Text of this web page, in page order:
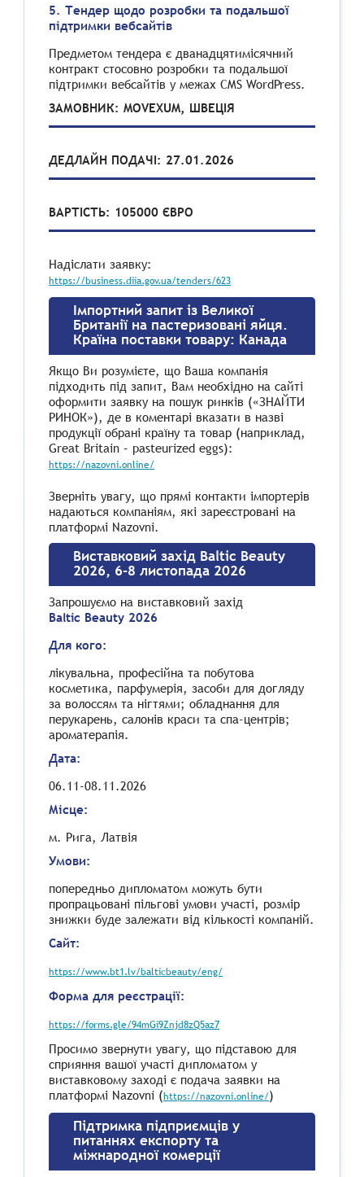
5. Тендер щодо розробки та подальшої
підтримки вебсайтів
Предметом тендера є дванадцятимісячний
контракт стосовно розробки та подальшої
підтримки вебсайтів у межах CMS WordPress.
ЗАМОВНИК: MOVEXUM, ШВЕЦІЯ
ДЕДЛАЙН ПОДАЧІ: 27.01.2026
ВАРТІСТЬ: 105000 ЄВРО
Надіслати заявку:
https://business.diia.gov.ua/tenders/623
Імпортний запит із Великої
Британії на пастеризовані яйця.
Країна поставки товару: Канада
Якщо Ви розумієте, що Ваша компанія
підходить під запит, Вам необхідно на сайті
оформити заявку на пошук ринків («ЗНАЙТИ
РИНОК»), де в коментарі вказати в назві
продукції обрані країну та товар (наприклад,
Great Britain – pasteurized eggs):
https://nazovni.online/
Зверніть увагу, що прямі контакти імпортерів
надаються компаніям, які зареєстровані на
платформі Nazovni.
Виставковий захід Baltic Beauty
2026, 6-8 листопада 2026
Запрошуємо на виставковий захід
Baltic Beauty 2026
Для кого:
лікувальна, професійна та побутова
косметика, парфумерія, засоби для догляду
за волоссям та нігтями; обладнання для
перукарень, салонів краси та спа-центрів;
ароматерапія.
Дата:
06.11-08.11.2026
Місце:
м. Рига, Латвія
Умови:
попередньо дипломатом можуть бути
пропрацьовані пільгові умови участі, розмір
знижки буде залежати від кількості компаній.
Сайт:
https://www.bt1.lv/balticbeauty/eng/
Форма для реєстрації:
https://forms.gle/94mGi9Znjd8zQ5az7
Просимо звернути увагу, що підставою для
сприяння вашої участі дипломатом у
виставковому заході є подача заявки на
платформі Nazovni (https://nazovni.online/)
Підтримка підприємців у
питаннях експорту та
міжнародної комерції